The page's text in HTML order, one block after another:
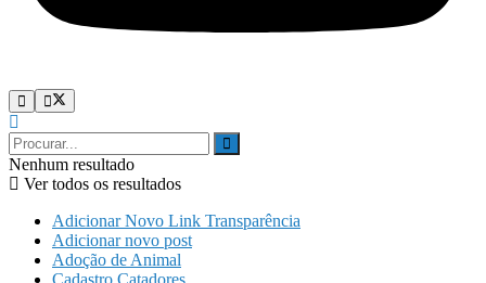
Nenhum resultado
Ver todos os resultados
Adicionar Novo Link Transparência
Adicionar novo post
Adoção de Animal